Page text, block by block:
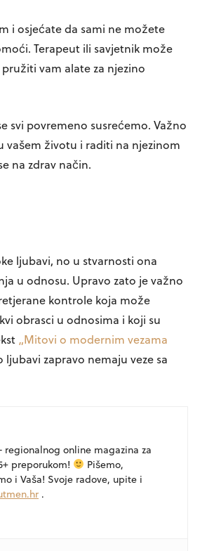
i osjećate da sami ne možete
Terapeut ili savjetnik može
vam alate za njezino
svi povremeno susrećemo. Važno
vašem životu i raditi na njezinom
na zdrav način.
ljubavi, no u stvarnosti ona
u odnosu. Upravo zato je važno
kontrole koja može
obrasci u odnosima i koji su
„Mitovi o modernim vezama
zapravo nemaju veze sa
online magazina za
preporukom!
Pišemo,
i Vaša! Svoje radove, upite i
.